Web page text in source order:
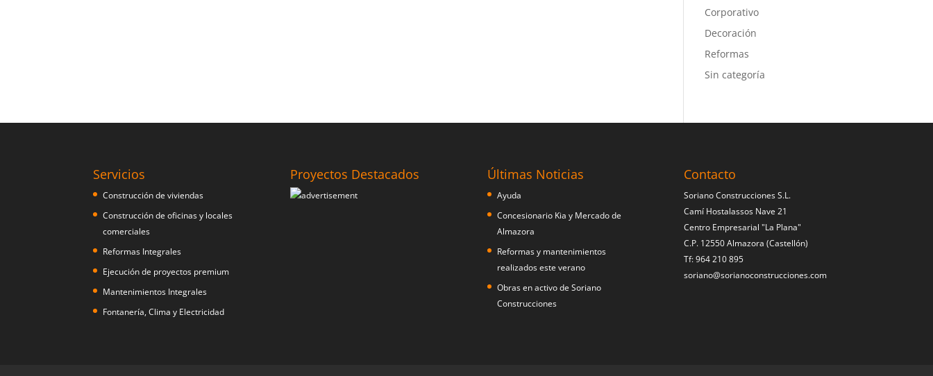
Corporativo
Decoración
Reformas
Sin categoría
Servicios
Construcción de viviendas
Construcción de oficinas y locales
comerciales
Reformas Integrales
Ejecución de proyectos premium
Mantenimientos Integrales
Fontanería, Clima y Electricidad
Proyectos Destacados Últimas Noticias
Ayuda
Concesionario Kia y Mercado de
Almazora
Reformas y mantenimientos
realizados este verano
Obras en activo de Soriano
Construcciones
Contacto
Soriano Construcciones S.L.
Camí Hostalassos Nave 21
Centro Empresarial "La Plana"
C.P. 12550 Almazora (Castellón)
Tf: 964 210 895
soriano@sorianoconstrucciones.com